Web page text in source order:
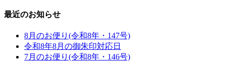
最近のお知らせ
8月のお便り(令和8年・147号)
令和8年8月の御朱印対応日
7月のお便り(令和8年・146号)